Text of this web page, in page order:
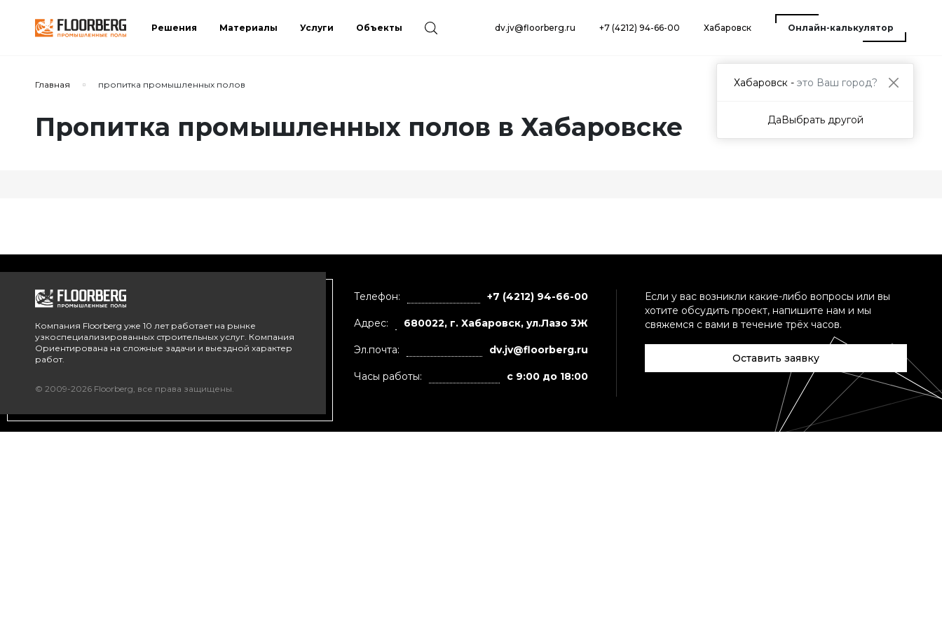
Решения Материалы Услуги Объекты dv.jv@floorberg.ru +7 (4212) 94-66-00 Хабаровск Онлайн-калькулятор
Главная пропитка промышленных полов
Пропитка промышленных полов в Хабаровске
Компания Floorberg уже 10 лет работает на рынке
узкоспециализированных строительных услуг. Компания
Ориентирована на сложные задачи и выездной характер
работ.
© 2009-2026 Floorberg, все права защищены.
Телефон: +7 (4212) 94-66-00
Адрес: 680022, г. Хабаровск, ул.Лазо 3Ж
Эл.почта: dv.jv@floorberg.ru
Часы работы: с 9:00 до 18:00
Если у вас возникли какие-либо вопросы или вы
хотите обсудить проект, напишите нам и мы
свяжемся с вами в течение трёх часов.
Оставить заявку
Хабаровск - это Ваш город?
ДаВыбрать другой